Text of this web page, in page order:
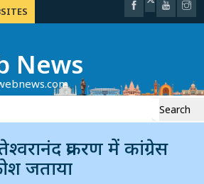
News
प्रकरण में कांग्रेस
जताया